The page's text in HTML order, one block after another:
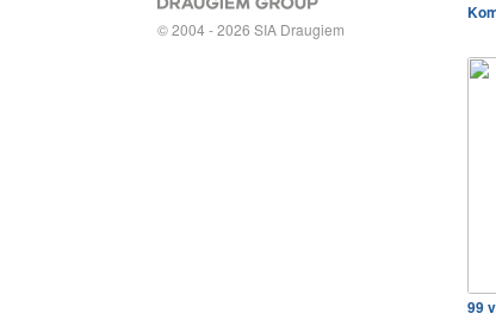
© 2004 - 2026 SIA Draugiem
99